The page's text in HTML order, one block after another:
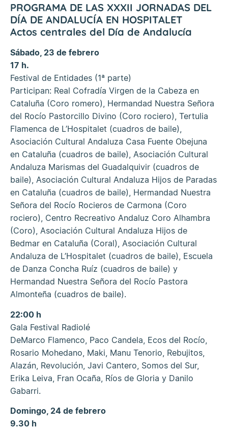
PROGRAMA DE LAS XXXII JORNADAS DEL
DÍA DE ANDALUCÍA EN HOSPITALET
Actos centrales del Día de Andalucía
Sábado, 23 de febrero
17 h.
Festival de Entidades (1ª parte)
Participan: Real Cofradía Virgen de la Cabeza en
Cataluña (Coro romero), Hermandad Nuestra Señora
del Rocío Pastorcillo Divino (Coro rociero), Tertulia
Flamenca de L’Hospitalet (cuadros de baile),
Asociación Cultural Andaluza Casa Fuente Obejuna
en Cataluña (cuadros de baile), Asociación Cultural
Andaluza Marismas del Guadalquivir (cuadros de
baile), Asociación Cultural Andaluza Hijos de Paradas
en Cataluña (cuadros de baile), Hermandad Nuestra
Señora del Rocío Rocieros de Carmona (Coro
rociero), Centro Recreativo Andaluz Coro Alhambra
(Coro), Asociación Cultural Andaluza Hijos de
Bedmar en Cataluña (Coral), Asociación Cultural
Andaluza de L’Hospitalet (cuadros de baile), Escuela
de Danza Concha Ruíz (cuadros de baile) y
Hermandad Nuestra Señora del Rocío Pastora
Almonteña (cuadros de baile).
22:00 h
Gala Festival Radiolé
DeMarco Flamenco, Paco Candela, Ecos del Rocío,
Rosario Mohedano, Maki, Manu Tenorio, Rebujitos,
Alazán, Revolución, Javi Cantero, Somos del Sur,
Erika Leiva, Fran Ocaña, Ríos de Gloria y Danilo
Gabarri.
Domingo, 24 de febrero
9.30 h